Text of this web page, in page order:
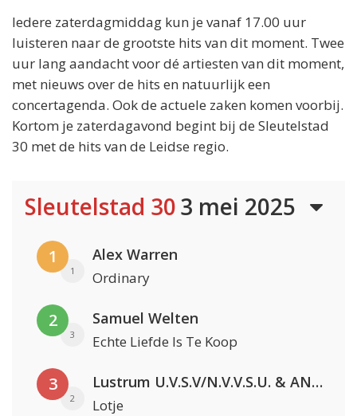
Iedere zaterdagmiddag kun je vanaf 17.00 uur
luisteren naar de grootste hits van dit moment. Twee
uur lang aandacht voor dé artiesten van dit moment,
met nieuws over de hits en natuurlijk een
concertagenda. Ook de actuele zaken komen voorbij.
Kortom je zaterdagavond begint bij de Sleutelstad
30 met de hits van de Leidse regio.
Sleutelstad 303 mei 2025
1
1
Alex Warren
Ordinary
2
3
Samuel Welten
Echte Liefde Is Te Koop
3
2
Lustrum U.V.S.V/N.V.V.S.U. & ANNO ONS & Jopke van Dobbenburgh & Roeland Beelen
Lotje